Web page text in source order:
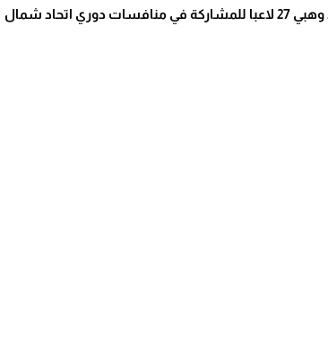
استدعى مدرب المنتخب الوطني لأقل من 20 سنة محمد وهبي 27 لاعبا للمشاركة في منافسات دوري اتحاد شمال